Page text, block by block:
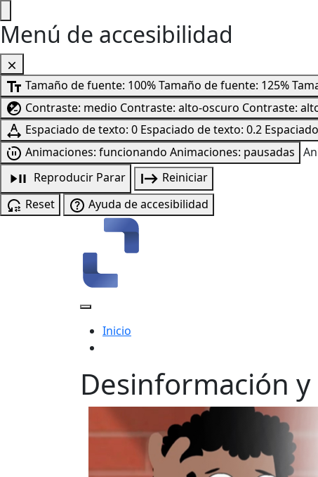
Menú de accesibilidad
Tamaño de fuente: 100%Tamaño de fuente: 125%
Contraste: medio Contraste: alto-oscuro Contraste:
Espaciado de texto: 0 Espaciado de texto: 0.2
Animaciones: funcionando Animaciones: pausadas
Reproducir Parar
Reiniciar
Reset
Ayuda de accesibilidad
Inicio
Desinformación